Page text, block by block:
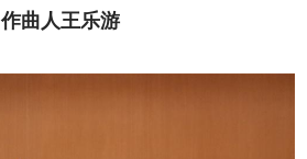
作曲人王乐游